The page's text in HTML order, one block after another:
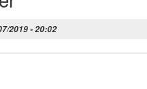
2019 - 20:02